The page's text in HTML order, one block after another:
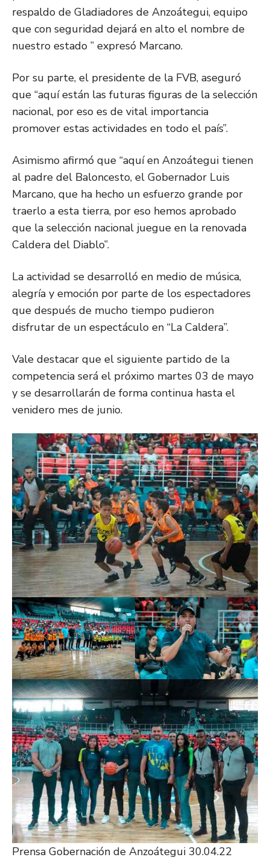
respaldo de Gladiadores de Anzoátegui, equipo
que con seguridad dejará en alto el nombre de
nuestro estado ” expresó Marcano.
Por su parte, el presidente de la FVB, aseguró
que “aquí están las futuras figuras de la selección
nacional, por eso es de vital importancia
promover estas actividades en todo el país”.
Asimismo afirmó que “aquí en Anzoátegui tienen
al padre del Baloncesto, el Gobernador Luis
Marcano, que ha hecho un esfuerzo grande por
traerlo a esta tierra, por eso hemos aprobado
que la selección nacional juegue en la renovada
Caldera del Diablo”.
La actividad se desarrolló en medio de música,
alegría y emoción por parte de los espectadores
que después de mucho tiempo pudieron
disfrutar de un espectáculo en “La Caldera”.
Vale destacar que el siguiente partido de la
competencia será el próximo martes 03 de mayo
y se desarrollarán de forma continua hasta el
venidero mes de junio.
Prensa Gobernación de Anzoátegui 30.04.22